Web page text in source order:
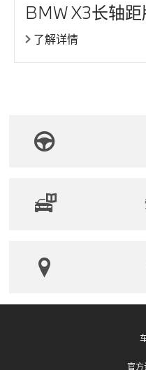
BMW X3长轴
了解详情
官